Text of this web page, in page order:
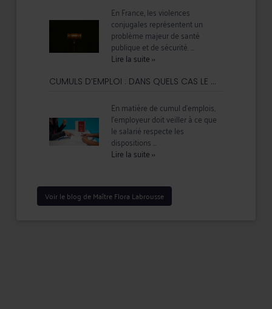
En France, les violences
conjugales représentent un
problème majeur de santé
publique et de sécurité. ...
Lire la suite››
CUMULS D’EMPLOI : DANS QUELS CAS LE ...
En matière de cumul d’emplois,
l’employeur doit veiller à ce que
le salarié respecte les
dispositions ...
Lire la suite››
Voir le blog de Maître Flora Labrousse